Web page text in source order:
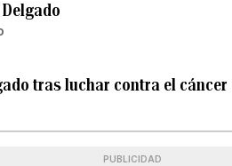
tras luchar contra el cáncer
PUBLICIDAD